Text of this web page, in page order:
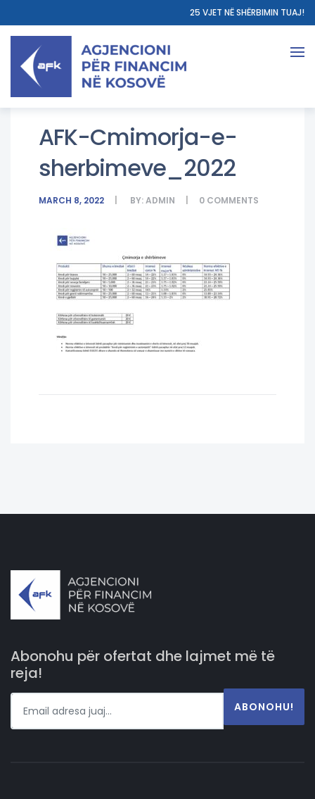
25 VJET NË SHËRBIMIN TUAJ!
AFK-Cmimorja-e-
sherbimeve_2022
MARCH 8, 2022 BY:ADMIN 0 COMMENTS
Abonohu për ofertat dhe lajmet më të
reja!
ABONOHU!